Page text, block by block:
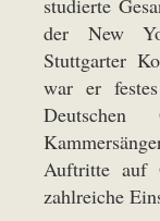
studierte
der New
Stuttgarter
war er
Auftritte auf
zahlreiche